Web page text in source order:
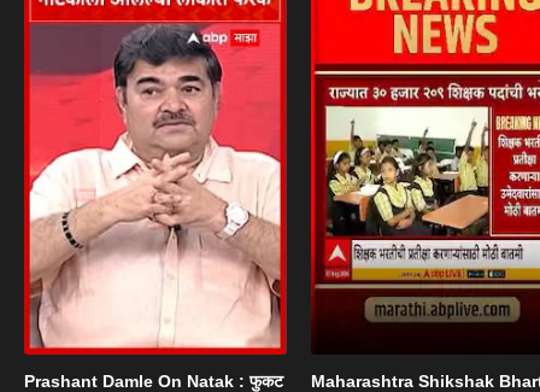
Prashant Damle On Natak : फुकट
Maharashtra Shikshak